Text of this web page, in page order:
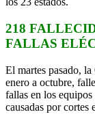
218
FALLAS
El martes pasado,
enero a octubre,
fallas en los equipos
causadas por cortes